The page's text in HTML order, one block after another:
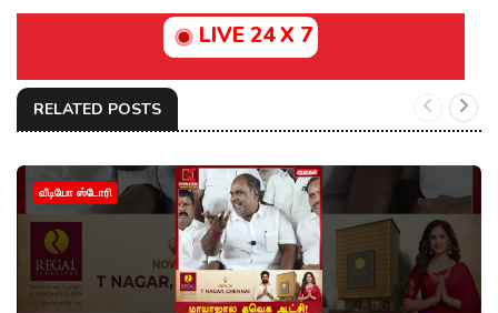
LIVE 24 X 7
RELATED POSTS
வீடியோ ஸ்டோரி